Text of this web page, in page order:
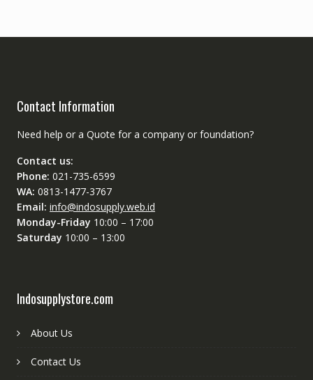
Contact Information
Need help or a Quote for a company or foundation?
Contact us:
Phone: 021-735-6599
WA: 0813-1477-3767
Email: info@indosupply.web.id
Monday-Friday 10:00 – 17:00
Saturday 10:00 – 13:00
Indosupplystore.com
About Us
Contact Us